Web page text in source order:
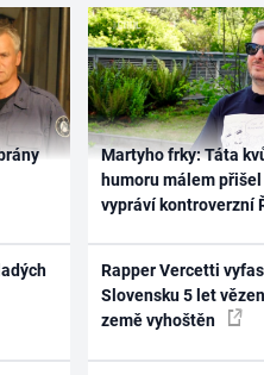
Martyho frky: Táta
humoru málem
vypráví kontroverzní
Rapper Vercetti
Slovensku 5 let
země vyhoštěn